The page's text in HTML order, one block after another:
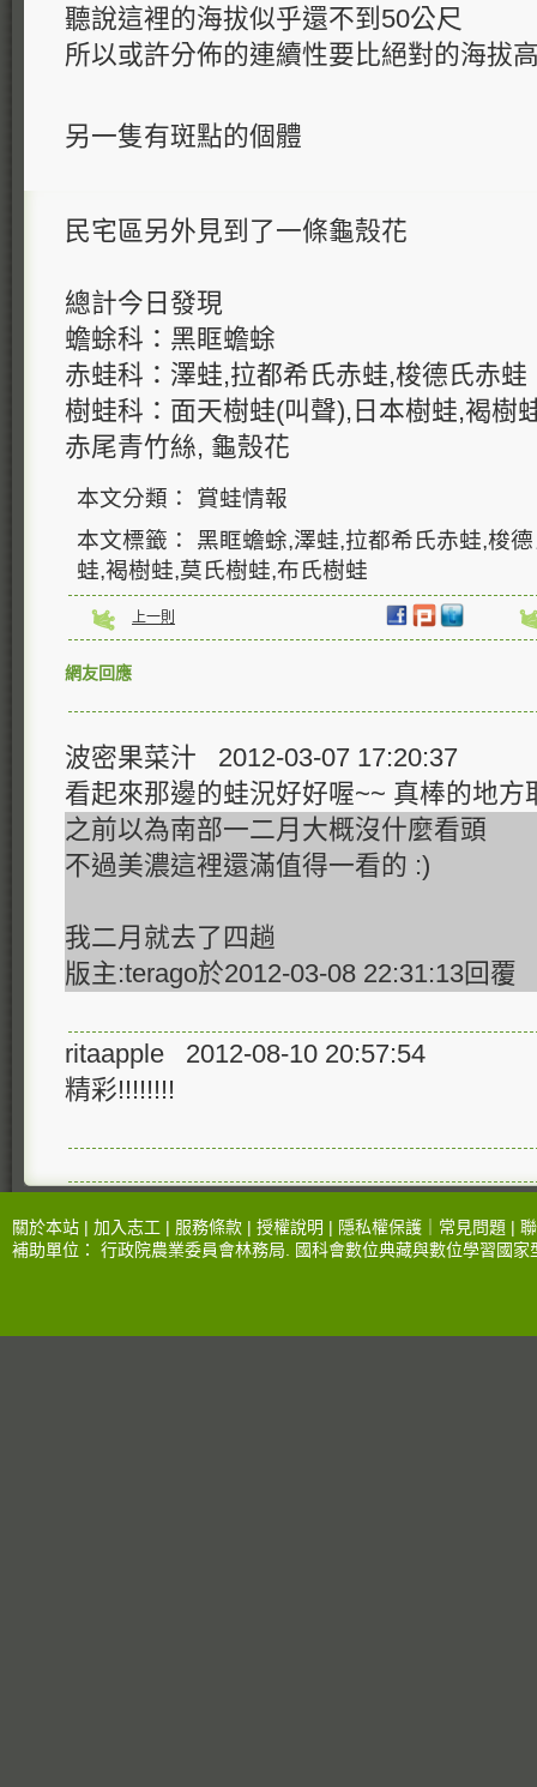
聽說這裡的海拔似乎還不到50公尺
所以或許分佈的連續性要比絕對的海拔
另一隻有斑點的個體
民宅區另外見到了一條龜殼花
總計今日發現
蟾蜍科：黑眶蟾蜍
赤蛙科：澤蛙,拉都希氏赤蛙,梭德氏赤蛙
樹蛙科：面天樹蛙(叫聲),日本樹蛙,褐樹
赤尾青竹絲, 龜殼花
本文分類： 賞蛙情報
本文標籤： 黑眶蟾蜍,澤蛙,拉都希氏赤蛙,梭
蛙,褐樹蛙,莫氏樹蛙,布氏樹蛙
上一則
網友回應
波密果菜汁 2012-03-07 17:20:37
看起來那邊的蛙況好好喔~~ 真棒的地方
之前以為南部一二月大概沒什麼看頭
不過美濃這裡還滿值得一看的 :)
我二月就去了四趟
版主:terago於2012-03-08 22:31:13回覆
ritaapple 2012-08-10 20:57:54
精彩!!!!!!!!
關於本站 | 加入志工 | 服務條款 | 授權說明 | 隱私權保護 常見問題 |
補助單位： 行政院農業委員會林務局 國科會數位典藏與數位學習國家